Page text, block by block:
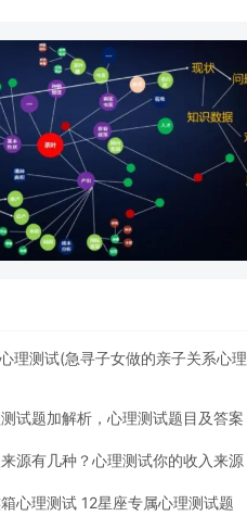
理测试(急寻子女做的亲子关系心理
试题加解析，心理测试题目及答案
源有几种？心理测试你的收入来源
心理测试 12星座专属心理测试题